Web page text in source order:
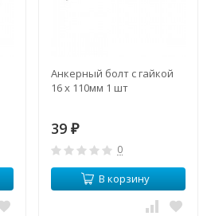
Анкерный болт с гайкой
16 х 110мм 1 шт
39 ₽
0
В корзину